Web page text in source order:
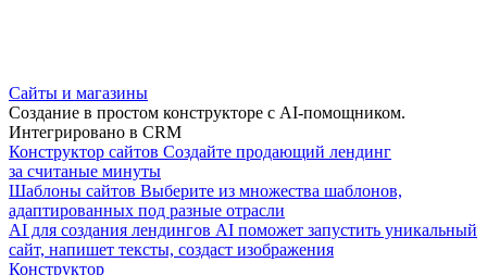
Сайты и магазины
Создание в простом конструкторе с AI-помощником.
Интегрировано в CRM
Конструктор сайтов Создайте продающий лендинг
за считаные минуты
Шаблоны сайтов Выберите из множества шаблонов,
адаптированных под разные отрасли
AI для создания лендингов AI поможет запустить уникальный
сайт, напишет тексты, создаст изображения
Конструктор